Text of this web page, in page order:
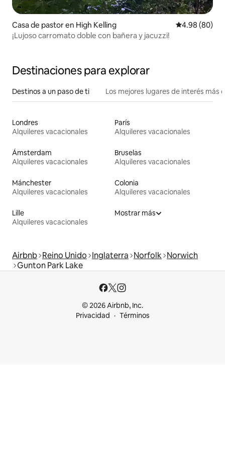
Casa de pastor en High Kelling Calificación
4.98 (80)
¡Lujoso carromato doble con bañera y jacuzzi!
Destinaciones para explorar
Destinos a un paso de ti Los mejores lugares de interés más
Londres
Alquileres vacacionales
París
Alquileres vacacionales
Ámsterdam
Alquileres vacacionales
Bruselas
Alquileres vacacionales
Mánchester
Alquileres vacacionales
Colonia
Alquileres vacacionales
Lille
Alquileres vacacionales
Mostrar más
Airbnb Reino Unido Inglaterra Norfolk Norwich
Gunton Park Lake
© 2026 Airbnb, Inc.
Privacidad
Términos